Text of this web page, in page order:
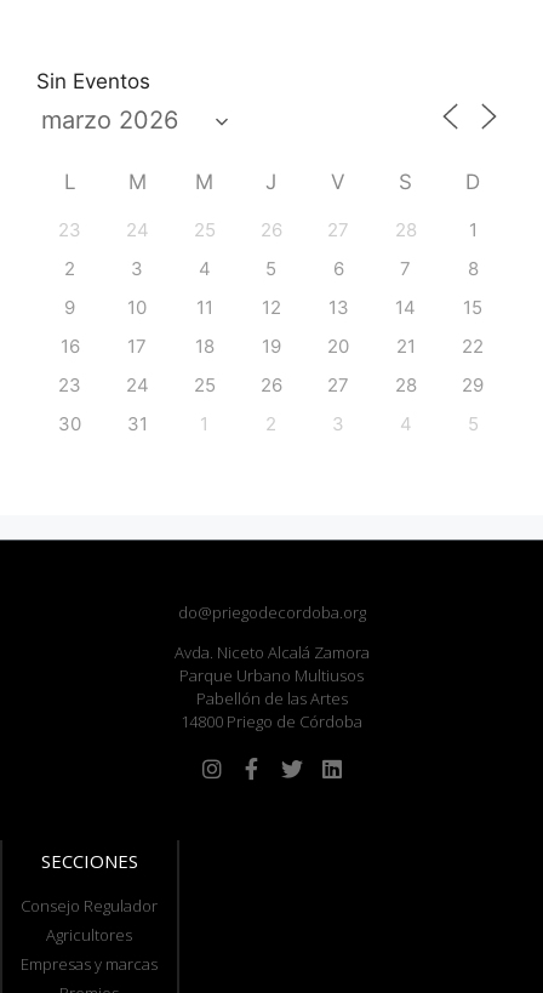
Sin Eventos
L M M J V S D
23 24 25 26 27 28
1
2
3 4 5 6 7
8
9
10 11 12 13 14
15
16
17 18 19 20 21
22
23
24 25 26 27 28
29
30
31 1 2 3 4 5
do@priegodecordoba.org
Avda. Niceto Alcalá Zamora
Parque Urbano Multiusos
Pabellón de las Artes
14800 Priego de Córdoba
SECCIONES
Consejo Regulador
Agricultores
Empresas y marcas